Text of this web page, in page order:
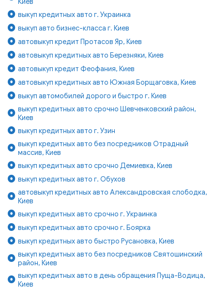
выкуп кредитных авто г. Украинка
выкуп авто бизнес-класса г. Киев
автовыкуп кредит Протасов Яр, Киев
автовыкуп кредитных авто Березняки, Киев
автовыкуп кредит Феофания, Киев
автовыкуп кредитных авто Южная Борщаговка, Киев
выкуп автомобилей дорого и быстро г. Киев
выкуп кредитных авто срочно Шевченковский район,
Киев
выкуп кредитных авто г. Узин
выкуп кредитных авто без посредников Отрадный
массив, Киев
выкуп кредитных авто срочно Демиевка, Киев
выкуп кредитных авто г. Обухов
автовыкуп кредитных авто Александровская слободка,
Киев
выкуп кредитных авто срочно г. Украинка
выкуп кредитных авто срочно г. Боярка
выкуп кредитных авто быстро Русановка, Киев
выкуп кредитных авто без посредников Святошинский
район, Киев
выкуп кредитных авто в день обращения Пуща-Водица,
Киев